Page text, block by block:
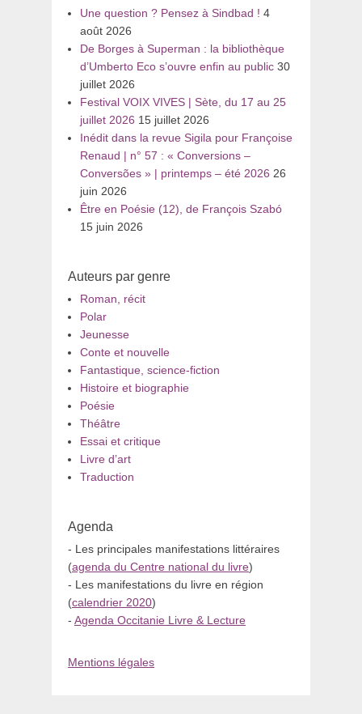
Une question ? Pensez à Sindbad ! 4
août 2026
De Borges à Superman : la bibliothèque
d’Umberto Eco s’ouvre enfin au public 30
juillet 2026
Festival VOIX VIVES | Sète, du 17 au 25
juillet 2026 15 juillet 2026
Inédit dans la revue Sigila pour Françoise
Renaud | n° 57 : « Conversions –
Conversões » | printemps – été 2026 26
juin 2026
Être en Poésie (12), de François Szabó
15 juin 2026
Auteurs par genre
Roman, récit
Polar
Jeunesse
Conte et nouvelle
Fantastique, science-fiction
Histoire et biographie
Poésie
Théâtre
Essai et critique
Livre d’art
Traduction
Agenda
- Les principales manifestations littéraires
(agenda du Centre national du livre)
- Les manifestations du livre en région
(calendrier 2020)
- Agenda Occitanie Livre & Lecture
Mentions légales